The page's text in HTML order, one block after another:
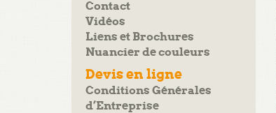
Contact
Vidéos
Liens et Brochures
Nuancier de couleurs
Devis en ligne
Conditions Générales
d’Entreprise